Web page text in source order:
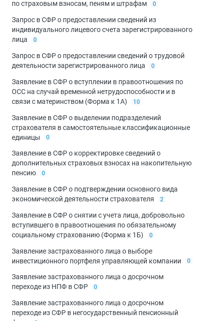
по страховым взносам, пеням и штрафам
0
Запрос в СФР о предоставлении сведений из
индивидуального лицевого счета зарегистрированного
лица
0
Запрос в СФР о предоставлении сведений о трудовой
деятельности зарегистрированного лица
0
Заявление в СФР о вступлении в правоотношения по
ОСС на случай временной нетрудоспособности и в
связи с материнством (Форма к 1А)
10
Заявление в СФР о выделении подразделений
страхователя в самостоятельные классификационные
единицы
0
Заявление в СФР о корректировке сведений о
дополнительных страховых взносах на накопительную
пенсию
0
Заявление в СФР о подтверждении основного вида
экономической деятельности страхователя
2
Заявление в СФР о снятии с учета лица, добровольно
вступившего в правоотношения по обязательному
социальному страхованию (Форма к 1Б)
0
Заявление застрахованного лица о выборе
инвестиционного портфеля управляющей компании
0
Заявление застрахованного лица о досрочном
переходе из НПФ в СФР
0
Заявление застрахованного лица о досрочном
переходе из СФР в негосударственный пенсионный